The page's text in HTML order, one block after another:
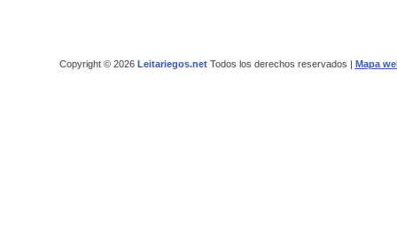
Copyright © 2026 Leitariegos.netTodos los derechos reservados | Mapa